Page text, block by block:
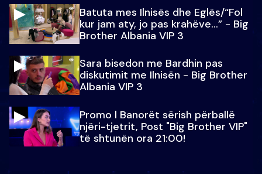
Batuta mes Ilnisës dhe Eglës/“Fol
kur jam aty, jo pas krahëve…” - Big
Brother Albania VIP 3
Sara bisedon me Bardhin pas
diskutimit me Ilnisën - Big Brother
Albania VIP 3
Promo l Banorët sërish përballë
njëri-tjetrit, Post "Big Brother VIP"
të shtunën ora 21:00!